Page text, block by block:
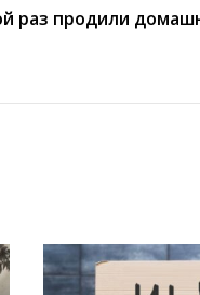
раз продили